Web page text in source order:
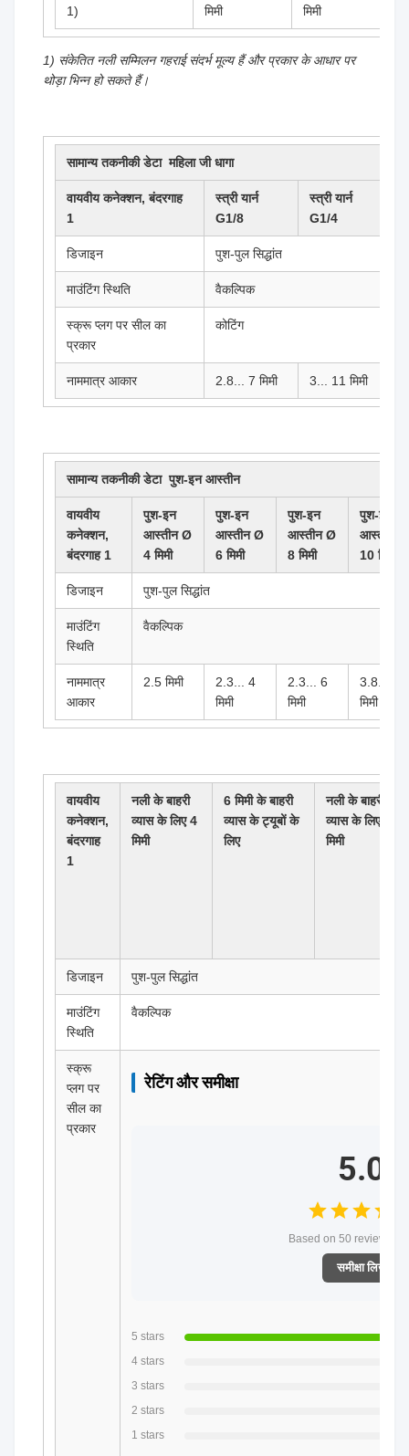
1) मिमी मिमी
1) संकेतित नली सम्मिलन गहराई संदर्भ मूल्य हैं और प्रकार के आधार पर
थोड़ा भिन्न हो सकते हैं।
सामान्य तकनीकी डेटा ️ महिला जी धागा
वायवीय कनेक्शन, बंदरगाह
1
स्त्री यार्न
G1/8
स्त्री यार्न
G1/4
डिजाइन पुश-पुल सिद्धांत
माउंटिंग स्थिति वैकल्पिक
स्क्रू प्लग पर सील का
प्रकार
कोटिंग
नाममात्र आकार 2.8... 7 मिमी 3... 11 मिमी
सामान्य तकनीकी डेटा ️ पुश-इन आस्तीन
वायवीय
कनेक्शन,
बंदरगाह 1
पुश-इन
आस्तीन Ø
4 मिमी
पुश-इन
आस्तीन Ø
6 मिमी
पुश-इन
आस्तीन Ø
8 मिमी
पुश-इन
आस्तीन Ø
10 मिमी
डिजाइन पुश-पुल सिद्धांत
माउंटिंग
स्थिति
वैकल्पिक
नाममात्र
आकार
2.5 मिमी
2.3... 4
मिमी
2.3... 6
मिमी
3.8. 7.5
मिमी
वायवीय
कनेक्शन,
बंदरगाह
1
नली के बाहरी
व्यास के लिए 4
मिमी
6 मिमी के बाहरी
व्यास के ट्यूबों के
लिए
नली के बाहरी
व्यास के लिए 8
मिमी
डिजाइन पुश-पुल सिद्धांत
माउंटिंग
स्थिति
वैकल्पिक
स्क्रू
प्लग पर
सील का
प्रकार
रेटिंग और समीक्षा
5.0
Based on 50 reviews
समीक्षा लिखें
5 stars
4 stars
3 stars
2 stars
1 stars